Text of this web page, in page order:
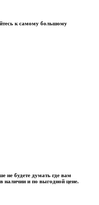
к самому большому
не будете думать где вам
наличии и по выгодной цене.